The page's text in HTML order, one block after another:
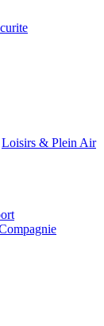
Loisirs & Plein Air